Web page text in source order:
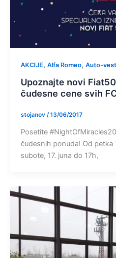
AKCIJE, Alfa Romeo, Auto-
Upoznajte novi
čudesne cene svih
stojanov /13/06/2017
Posetite
čudesnih ponuda! Od petka
subote, 17. juna do 17h,